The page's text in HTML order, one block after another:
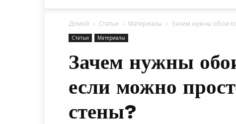
Домой Статьи Материалы Зачем нужны обои
Статьи Материалы
Зачем нужны
если можно
стены?